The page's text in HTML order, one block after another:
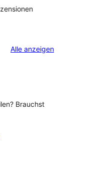
Alle Rezensionen
anzeigen
Brauchst